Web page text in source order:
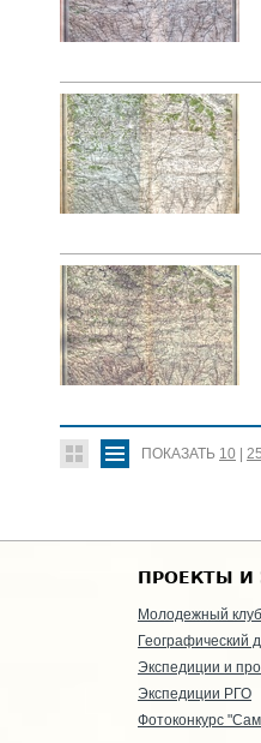
ПОКАЗАТЬ 10
ПРОЕКТЫ И
Молодежный клуб
Географический
Экспедиции и
Экспедиции РГО
Фотоконкурс